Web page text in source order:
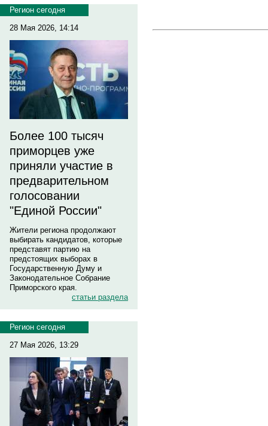
Регион сегодня
28 Мая 2026, 14:14
Более 100 тысяч
приморцев уже
приняли участие в
предварительном
голосовании
"Единой России"
Жители региона продолжают
выбирать кандидатов, которые
представят партию на
предстоящих выборах в
Государственную Думу и
Законодательное Собрание
Приморского края.
статьи раздела
Регион сегодня
27 Мая 2026, 13:29